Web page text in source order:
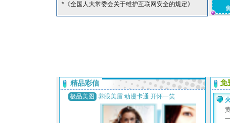
*《全国人大常委会关于维护互联网安全的规定》